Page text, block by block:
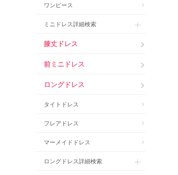
ワンピース
ミニドレス詳細検索
膝丈ドレス
前ミニドレス
ロングドレス
タイトドレス
フレアドレス
マーメイドドレス
ロングドレス詳細検索